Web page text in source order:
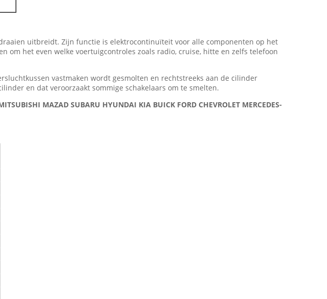
uitbreidt. Zijn functie is elektrocontinuïteit voor alle componenten op het
om het even welke voertuigcontroles zoals radio, cruise, hitte en zelfs telefoon
vastmaken wordt gesmolten en rechtstreeks aan de cilinder
en dat veroorzaakt sommige schakelaars om te smelten.
MAZAD SUBARU HYUNDAI KIA BUICK FORD CHEVROLET MERCEDES-